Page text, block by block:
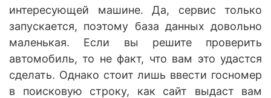
интересующей машине. Да, сервис только
запускается, поэтому база данных довольно
маленькая. Если вы решите проверить
автомобиль, то не факт, что вам это удастся
сделать. Однако стоит лишь ввести госномер
в поисковую строку, как сайт выдаст вам